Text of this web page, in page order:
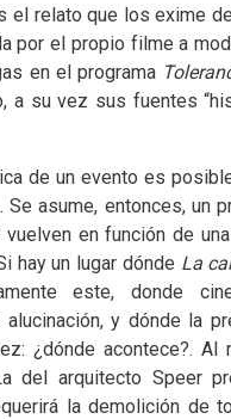
el relato que los exime
por el propio filme a
en el programa
su vez sus fuentes
de un evento es
. Se asume, entonces, un
en función de una
hay un lugar dónde La
este, donde
y dónde la
¿dónde acontece?. Al
del arquitecto Speer
la demolición de